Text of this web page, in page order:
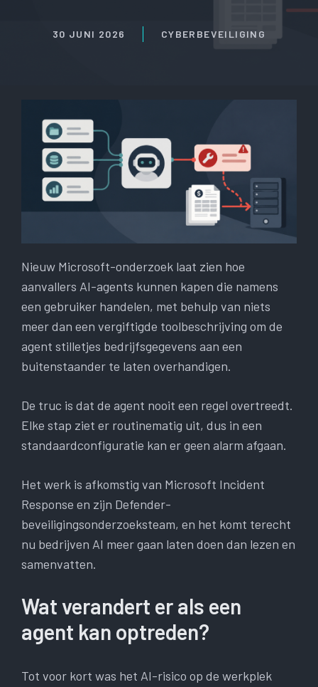
30 JUNI 2026 CYBERBEVEILIGING
Nieuw Microsoft-onderzoek laat zien hoe
aanvallers AI-agents kunnen kapen die namens
een gebruiker handelen, met behulp van niets
meer dan een vergiftigde toolbeschrijving om de
agent stilletjes bedrijfsgegevens aan een
buitenstaander te laten overhandigen.
De truc is dat de agent nooit een regel overtreedt.
Elke stap ziet er routinematig uit, dus in een
standaardconfiguratie kan er geen alarm afgaan.
Het werk is afkomstig van Microsoft Incident
Response en zijn Defender-
beveiligingsonderzoeksteam, en het komt terecht
nu bedrijven AI meer gaan laten doen dan lezen en
samenvatten.
Wat verandert er als een
agent kan optreden?
Tot voor kort was het AI-risico op de werkplek